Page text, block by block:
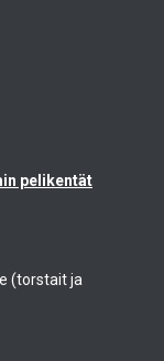
pelikentät
(torstait ja